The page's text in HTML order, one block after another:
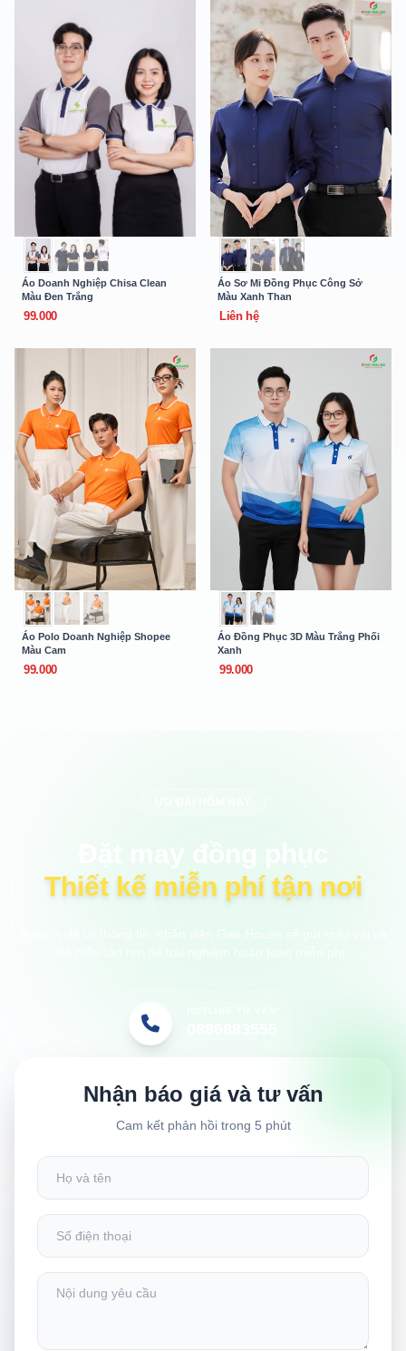
Áo Doanh Nghiệp Chisa Clean
Màu Đen Trắng
99.000
Áo Sơ Mi Đồng Phục Công Sở
Màu Xanh Than
Liên hệ
Áo Polo Doanh Nghiệp Shopee
Màu Cam
99.000
Áo Đồng Phục 3D Màu Trắng Phối
Xanh
99.000
Thiết kế miễn phí tận nơi
Nhận báo giá và tư vấn
Cam kết phản hồi trong 5 phút